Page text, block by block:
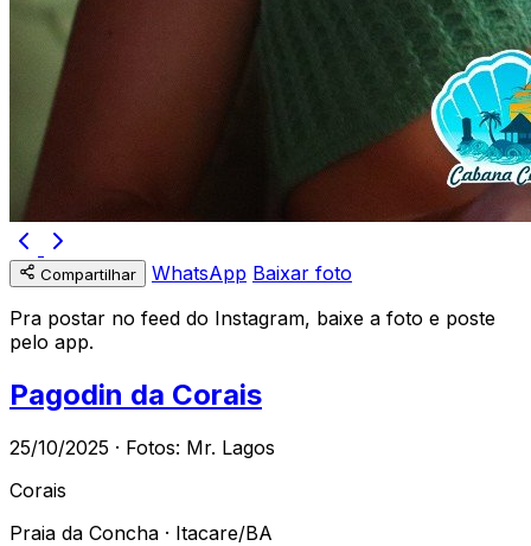
Compartilhar WhatsApp Baixar foto
Pra postar no feed do Instagram, baixe a foto e poste
pelo app.
Pagodin da Corais
25/10/2025 · Fotos: Mr. Lagos
Corais
Praia da Concha · Itacare/BA